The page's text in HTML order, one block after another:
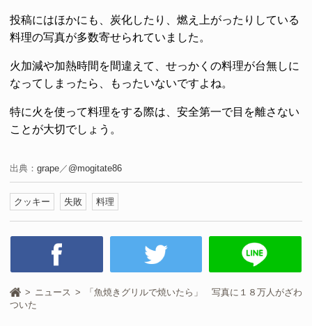
投稿にはほかにも、炭化したり、燃え上がったりしている
料理の写真が多数寄せられていました。
火加減や加熱時間を間違えて、せっかくの料理が台無しに
なってしまったら、もったいないですよね。
特に火を使って料理をする際は、安全第一で目を離さない
ことが大切でしょう。
出典： grape／ @mogitate86
クッキー 失敗 料理
ニュース
「魚焼きグリルで焼いたら」 写真に１８万人がざわ
ついた